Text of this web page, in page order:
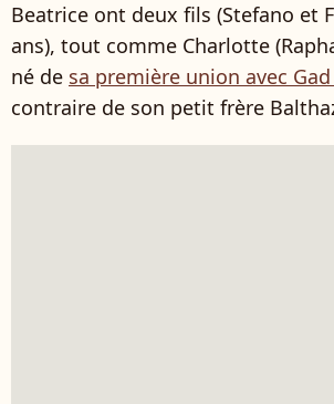
Beatrice ont deux fils (Stefano et
ans), tout comme Charlotte
né de sa première union avec
contraire de son petit frère